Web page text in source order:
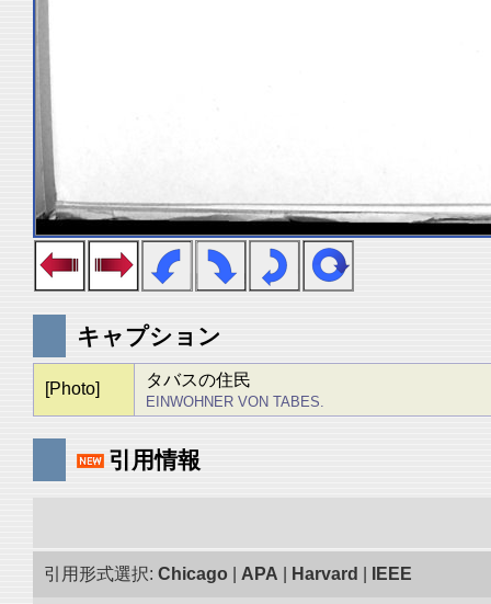
キャプション
[Photo] タバスの住民
EINWOHNER VON TABES.
引用情報
引用形式選択: Chicago APA Harvard IEEE